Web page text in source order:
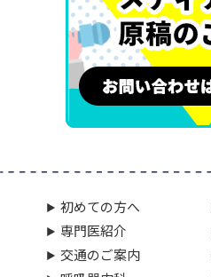
初めての方へ
専門医紹介
交通のご案内